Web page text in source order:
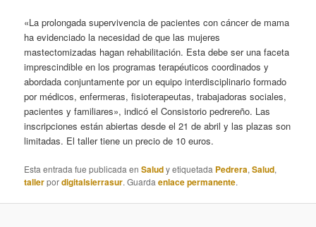
«La prolongada supervivencia de pacientes con cáncer de mama
ha evidenciado la necesidad de que las mujeres
mastectomizadas hagan rehabilitación. Esta debe ser una faceta
imprescindible en los programas terapéuticos coordinados y
abordada conjuntamente por un equipo interdisciplinario formado
por médicos, enfermeras, fisioterapeutas, trabajadoras sociales,
pacientes y familiares», indicó el Consistorio pedrereño. Las
inscripciones están abiertas desde el 21 de abril y las plazas son
limitadas. El taller tiene un precio de 10 euros.
Esta entrada fue publicada enSaludy etiquetada Pedrera,Salud,
tallerpordigitalsierrasur. Guardaenlace permanente.